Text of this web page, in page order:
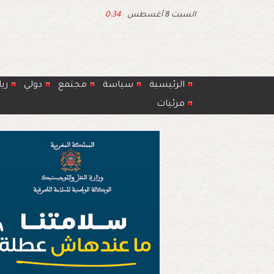
السبت 8 أغسطس 0:34
الرئيسية سياسة مجتمع دولي
مرئيات